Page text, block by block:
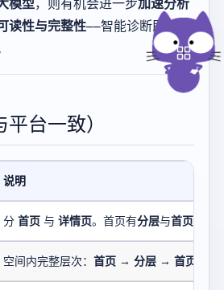
读性与完整性——智能诊断即是这
台一致）
说明
分首页与 详情页。首页有分层与首页卡片
空间内完整层次： 首页 → 分层 → 首页卡